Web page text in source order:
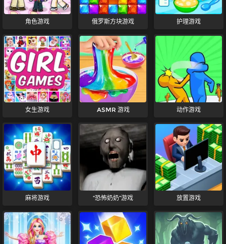
角色游戏 俄罗斯方块游戏 护理游戏
女生游戏 ASMR 游戏 动作游戏
麻将游戏 “恐怖奶奶”游戏 放置游戏